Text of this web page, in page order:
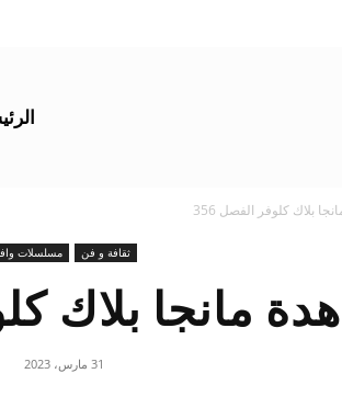
بلاك كلوفر الفصل 356
ثقافة و فن مسلسلات
مانجا بلاك
31 مارس، 2023